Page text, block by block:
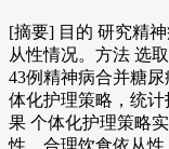
[摘要] 目的 研究精
从性情况。方法 选
43例精神病合并糖
体化护理策略，统
果 个体化护理策略